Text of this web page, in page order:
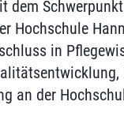
dem
Hochschule
in
an der